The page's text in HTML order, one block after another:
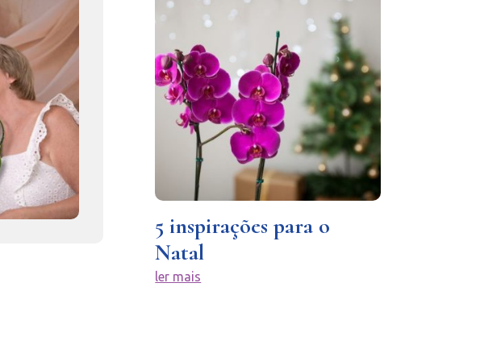
5 inspirações para o
Natal
ler mais